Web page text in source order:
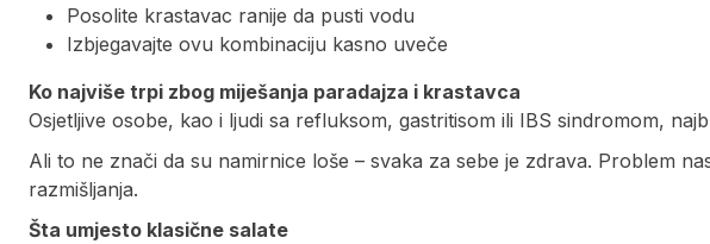
Posolite krastavac ranije da pusti vodu
Izbjegavajte ovu kombinaciju kasno uveče
Ko najviše trpi zbog miješanja paradajza i krastavca
Osjetljive osobe, kao i ljudi sa refluksom, gastritisom ili IBS sindromom,
Ali to ne znači da su namirnice loše – svaka za sebe je zdrava. Problem
razmišljanja.
Šta umjesto klasične salate